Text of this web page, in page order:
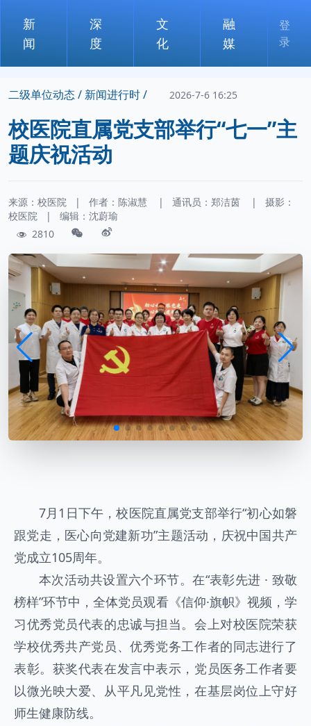
新
闻
深
度
文
化
融
媒
登
录
二级单位动态 / 新闻进行时 / 2026-7-6 16:25
校医院直属党支部举行“七一”主
题庆祝活动
来源：校医院 | 作者： 陈淑慧 | 通讯员： 郑洁茵 |
摄影：
校医院
|
编辑：沈蔚瑜
2810
7月1日下午，校医院直属党支部举行“初心如磐
跟党走，医心向党建新功”主题活动，庆祝中国共产
党成立105周年。
本次活动共设置六个环节。在“表彰先进 · 致敬
榜样”环节中，全体党员观看《信仰·旗帜》视频，学
习优秀党员代表的忠诚与担当。会上对校医院荣获
学校优秀共产党员、优秀党务工作者的同志进行了
表彰。获奖代表在发言中表示，党员医务工作者要
以微光映大爱、从平凡见党性，在基层岗位上守好
师生健康防线。